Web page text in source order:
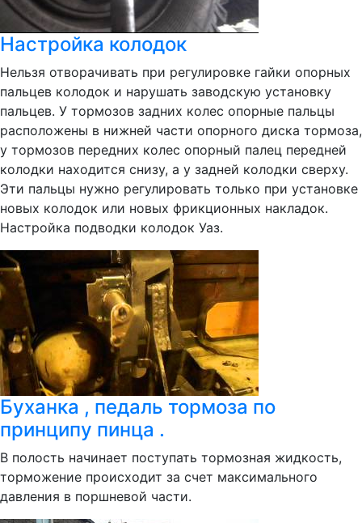
Настройка колодок
Нельзя отворачивать при регулировке гайки опорных
пальцев колодок и нарушать заводскую установку
пальцев. У тормозов задних колес опорные пальцы
расположены в нижней части опорного диска тормоза,
у тормозов передних колес опорный палец передней
колодки находится снизу, а у задней колодки сверху.
Эти пальцы нужно регулировать только при установке
новых колодок или новых фрикционных накладок.
Настройка подводки колодок Уаз.
Буханка , педаль тормоза по
принципу пинца .
В полость начинает поступать тормозная жидкость,
торможение происходит за счет максимального
давления в поршневой части.